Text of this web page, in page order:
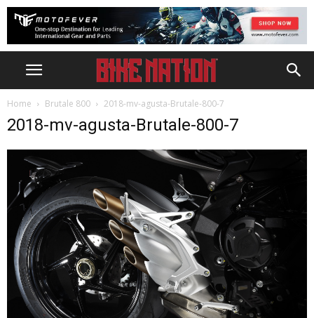
Home Brutale 800 2018-mv-agusta-Brutale-800-7
2018-mv-agusta-Brutale-800-7